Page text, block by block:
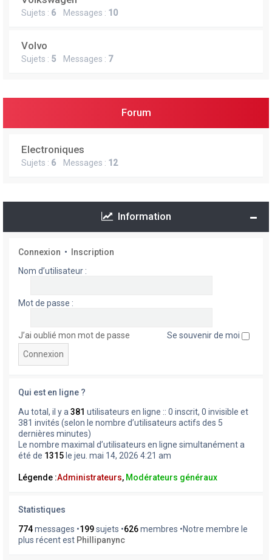
Sujets : 6 Messages : 10
Volvo
Sujets : 5 Messages : 7
Forum
Electroniques
Sujets : 6 Messages : 12
Information
Connexion •
Inscription
Nom d’utilisateur :
Mot de passe :
J’ai oublié mon mot de passe Se souvenir de moi
Qui est en ligne ?
Au total, il y a 381 utilisateurs en ligne :: 0 inscrit, 0 invisible et
381 invités (selon le nombre d’utilisateurs actifs des 5
dernières minutes)
Le nombre maximal d’utilisateurs en ligne simultanément a
été de 1315 le jeu. mai 14, 2026 4:21 am
Légende :Administrateurs, Modérateurs généraux
Statistiques
774messages •199sujets •626membres •Notre membre le
plus récent est Phillipanync